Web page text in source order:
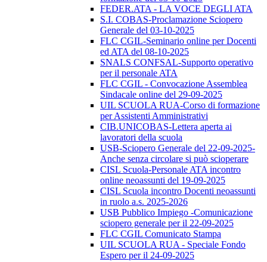
FEDER.ATA - LA VOCE DEGLI ATA
S.I. COBAS-Proclamazione Sciopero
Generale del 03-10-2025
FLC CGIL-Seminario online per Docenti
ed ATA del 08-10-2025
SNALS CONFSAL-Supporto operativo
per il personale ATA
FLC CGIL - Convocazione Assemblea
Sindacale online del 29-09-2025
UIL SCUOLA RUA-Corso di formazione
per Assistenti Amministrativi
CIB.UNICOBAS-Lettera aperta ai
lavoratori della scuola
USB-Sciopero Generale del 22-09-2025-
Anche senza circolare si può scioperare
CISL Scuola-Personale ATA incontro
online neoassunti del 19-09-2025
CISL Scuola incontro Docenti neoassunti
in ruolo a.s. 2025-2026
USB Pubblico Impiego -Comunicazione
sciopero generale per il 22-09-2025
FLC CGIL Comunicato Stampa
UIL SCUOLA RUA - Speciale Fondo
Espero per il 24-09-2025